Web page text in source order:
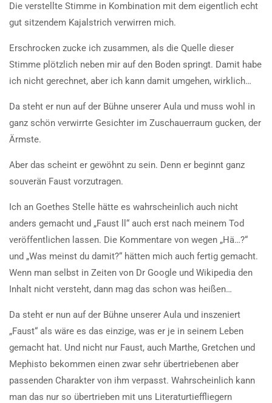
Die verstellte Stimme in Kombination mit dem eigentlich echt
gut sitzendem Kajalstrich verwirren mich.
Erschrocken zucke ich zusammen, als die Quelle dieser
Stimme plötzlich neben mir auf den Boden springt. Damit habe
ich nicht gerechnet, aber ich kann damit umgehen, wirklich…
Da steht er nun auf der Bühne unserer Aula und muss wohl in
ganz schön verwirrte Gesichter im Zuschauerraum gucken, der
Ärmste.
Aber das scheint er gewöhnt zu sein. Denn er beginnt ganz
souverän Faust vorzutragen.
Ich an Goethes Stelle hätte es wahrscheinlich auch nicht
anders gemacht und „Faust ll“ auch erst nach meinem Tod
veröffentlichen lassen. Die Kommentare von wegen „Hä…?“
und „Was meinst du damit?“ hätten mich auch fertig gemacht.
Wenn man selbst in Zeiten von Dr Google und Wikipedia den
Inhalt nicht versteht, dann mag das schon was heißen…
Da steht er nun auf der Bühne unserer Aula und inszeniert
„Faust“ als wäre es das einzige, was er je in seinem Leben
gemacht hat. Und nicht nur Faust, auch Marthe, Gretchen und
Mephisto bekommen einen zwar sehr übertriebenen aber
passenden Charakter von ihm verpasst. Wahrscheinlich kann
man das nur so übertrieben mit uns Literaturtieffliegern